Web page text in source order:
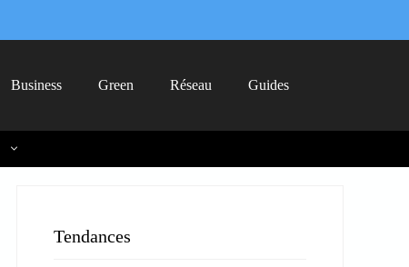
Business Green Réseau Guides
Tendances